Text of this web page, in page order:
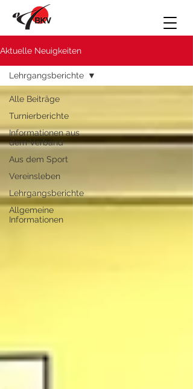
Aktuelle Neuigkeiten
Alle Beiträge
Turnierberichte
Informationen aus
dem Verband
Aus dem Sport
Vereinsleben
Lehrgangsberichte
Allgemeine
Informationen
Lehrgangsberichte